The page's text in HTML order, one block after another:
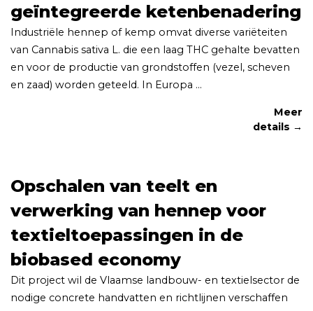
geïntegreerde ketenbenadering
Industriële hennep of kemp omvat diverse variëteiten
van Cannabis sativa L. die een laag THC gehalte bevatten
en voor de productie van grondstoffen (vezel, scheven
en zaad) worden geteeld. In Europa ...
Meer
details →
Opschalen van teelt en
verwerking van hennep voor
textieltoepassingen in de
biobased economy
Dit project wil de Vlaamse landbouw- en textielsector de
nodige concrete handvatten en richtlijnen verschaffen